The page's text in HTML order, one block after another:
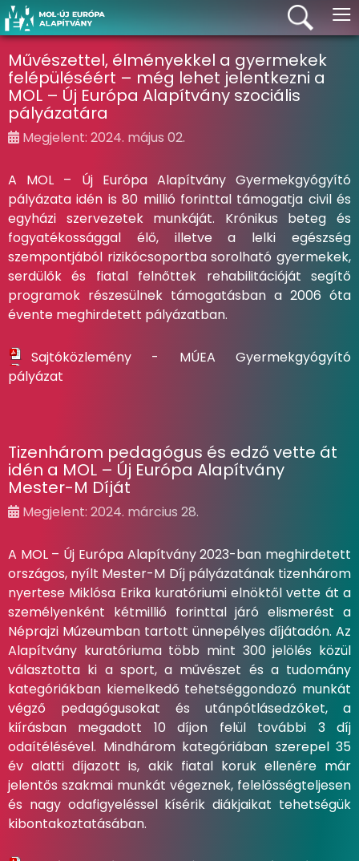
≡
Művészettel, élményekkel a gyermekek
felépüléséért – még lehet jelentkezni a
MOL – Új Európa Alapítvány szociális
pályázatára
Megjelent: 2024. május 02.
A MOL – Új Európa Alapítvány Gyermekgyógyító
pályázata idén is 80 millió forinttal támogatja civil és
egyházi szervezetek munkáját. Krónikus beteg és
fogyatékossággal élő, illetve a lelki egészség
szempontjából rizikócsoportba sorolható gyermekek,
serdülők és fiatal felnőttek rehabilitációját segítő
programok részesülnek támogatásban a 2006 óta
évente meghirdetett pályázatban.
Sajtóközlemény - MÚEA Gyermekgyógyító
pályázat
Tizenhárom pedagógus és edző vette át
idén a MOL – Új Európa Alapítvány
Mester-M Díját
Megjelent: 2024. március 28.
A MOL – Új Európa Alapítvány 2023-ban meghirdetett
országos, nyílt Mester-M Díj pályázatának tizenhárom
nyertese Miklósa Erika kuratóriumi elnöktől vette át a
személyenként kétmillió forinttal járó elismerést a
Néprajzi Múzeumban tartott ünnepélyes díjátadón. Az
Alapítvány kuratóriuma több mint 300 jelölés közül
választotta ki a sport, a művészet és a tudomány
kategóriákban kiemelkedő tehetséggondozó munkát
végző pedagógusokat és utánpótlásedzőket, a
kiírásban megadott 10 díjon felül további 3 díj
odaítélésével. Mindhárom kategóriában szerepel 35
év alatti díjazott is, akik fiatal koruk ellenére már
jelentős szakmai munkát végeznek, felelősségteljesen
és nagy odafigyeléssel kísérik diákjaikat tehetségük
kibontakoztatásában.